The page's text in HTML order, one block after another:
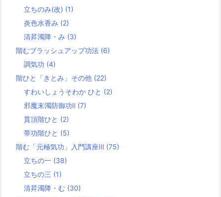
立ちのみ(改) (1)
炎色水香み (2)
清昇濁降・み (3)
階むブラッシュアップ功法 (6)
調気功 (4)
階ひと「きとみ」その他 (22)
すわいしょうそわか ひと (2)
邪魔末濁防御功Ⅱ (7)
貫頂階ひと (2)
帯功階ひと (5)
階む「元極気功」入門講座Ⅲ (75)
立ちの一 (38)
立ちの三 (1)
清昇濁降・む (30)